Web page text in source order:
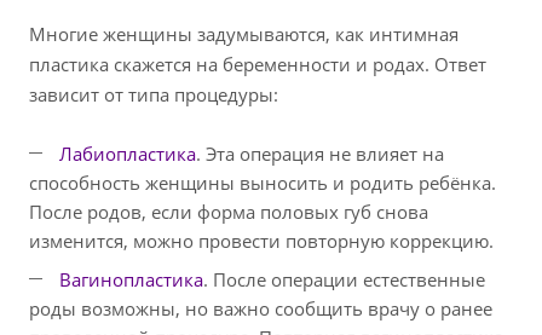
Многие женщины задумываются, как интимная
пластика скажется на беременности и родах. Ответ
зависит от типа процедуры:
Лабиопластика. Эта операция не влияет на
способность женщины выносить и родить ребёнка.
После родов, если форма половых губ снова
изменится, можно провести повторную коррекцию.
Вагинопластика. После операции естественные
роды возможны, но важно сообщить врачу о ранее